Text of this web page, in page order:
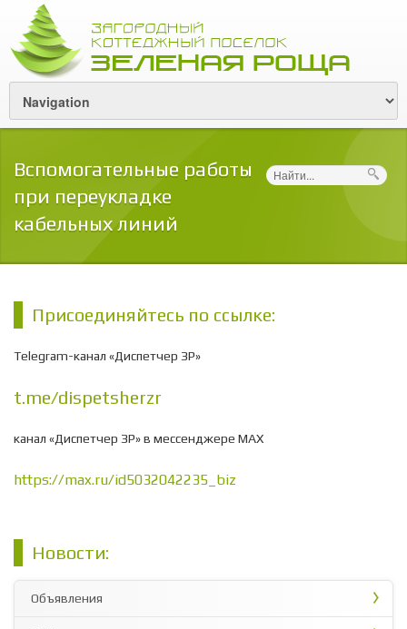
Вспомогательные работы
при переукладке
кабельных линий
Поиск
Присоединяйтесь по ссылке:
Telegram-канал «Диспетчер ЗР»
t.me/dispetsherzr
канал «Диспетчер ЗР» в мессенджере МАХ
https://max.ru/id5032042235_biz
Новости:
Объявления